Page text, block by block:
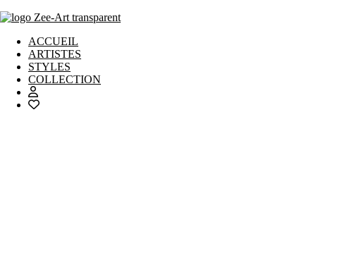
Aller
contenuACCUEIL
ARTISTES
STYLES
COLLECTION